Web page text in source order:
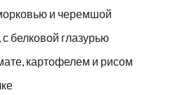
и черемшой
белковой глазурью
картофелем и рисом